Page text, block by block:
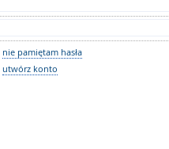
nie pamiętam hasła
utwórz konto